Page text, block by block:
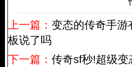
上一篇： 变态的传奇手游
板说了吗
下一篇： 传奇sf秒!超级